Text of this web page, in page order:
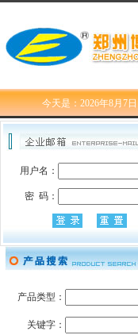
今天是：2026年8月7日
用户名：
密 码：
产品类型：
关键字：